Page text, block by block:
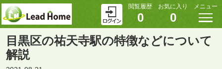
閲覧履歴
0
お気に入り
0
メニュー
目黒区の祐天寺駅の特徴などについて
解説